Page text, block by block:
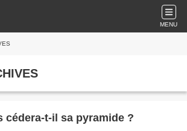
MENU
cédera-t-il sa pyramide ?